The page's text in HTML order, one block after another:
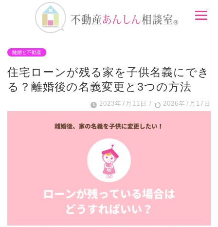
離婚と不動産
住宅ローンが残る家を子供名義にでき
る？離婚後の名義変更と3つの方法
2023年7月11日 / 2026年7月17日